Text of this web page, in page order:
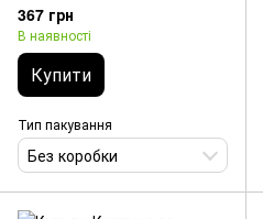
367 грн
В наявності
Купити
Тип пакування
Без коробки